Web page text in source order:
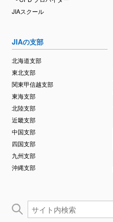
JIAスクール
JIAの支部
北海道支部
東北支部
関東甲信越支部
東海支部
北陸支部
近畿支部
中国支部
四国支部
九州支部
沖縄支部